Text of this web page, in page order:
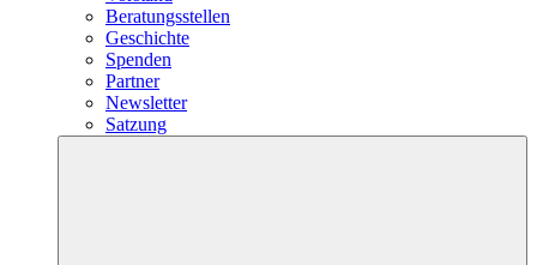
Beratungsstellen
Geschichte
Spenden
Partner
Newsletter
Satzung